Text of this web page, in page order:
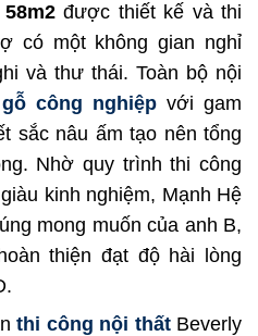
được thiết kế và thi
có một không gian nghỉ
và thư thái. Toàn bộ nội
gỗ công nghiệp với gam
sắc nâu ấm tạo nên tổng
Nhờ quy trình thi công
kinh nghiệm, Mạnh Hệ
mong muốn của anh B,
thiện đạt độ hài lòng
thi công nội thấtBeverly